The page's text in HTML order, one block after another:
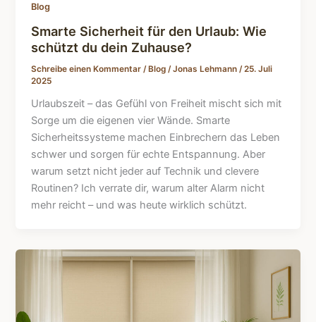
Blog
Smarte Sicherheit für den Urlaub: Wie
schützt du dein Zuhause?
Schreibe einen Kommentar /Blog /Jonas Lehmann /25. Juli
2025
Urlaubszeit – das Gefühl von Freiheit mischt sich mit
Sorge um die eigenen vier Wände. Smarte
Sicherheitssysteme machen Einbrechern das Leben
schwer und sorgen für echte Entspannung. Aber
warum setzt nicht jeder auf Technik und clevere
Routinen? Ich verrate dir, warum alter Alarm nicht
mehr reicht – und was heute wirklich schützt.